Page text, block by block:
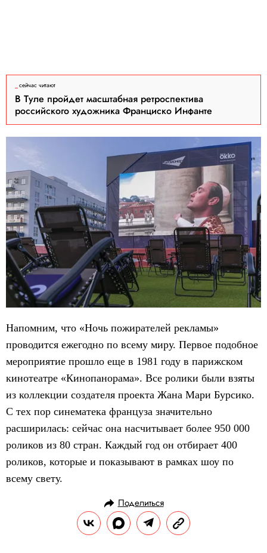
сейчас читают
В Туле пройдет масштабная ретроспектива
российского художника Франциско Инфанте
Напомним, что «Ночь пожирателей рекламы»
проводится ежегодно по всему миру. Первое подобное
мероприятие прошло еще в 1981 году в парижском
кинотеатре «Кинопанорама». Все ролики были взяты
из коллекции создателя проекта Жана Мари Бурсико.
С тех пор синематека француза значительно
расширилась: сейчас она насчитывает более 950 000
роликов из 80 стран. Каждый год он отбирает 400
роликов, которые и показывают в рамках шоу по
всему свету.
Поделиться